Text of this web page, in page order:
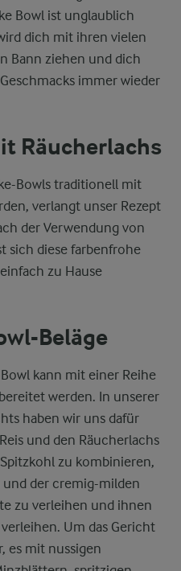
Bowl ist unglaublich
dich mit ihren vielen
Bann ziehen und dich
immer wieder
Räucherlachs
Bowls traditionell mit
verlangt unser Rezept
der Verwendung von
sich diese farbenfrohe
zu Hause
Beläge
kann mit einer Reihe
werden. In unserer
haben wir uns dafür
und den Räucherlachs
zu kombinieren,
der cremig-milden
zu verleihen und ihnen
Um das Gericht
es mit nussigen